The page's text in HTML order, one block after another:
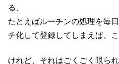
る、
たとえばルーチンの処理を毎
チ化して登録してしまえば、
けれど、それはごくごく限ら